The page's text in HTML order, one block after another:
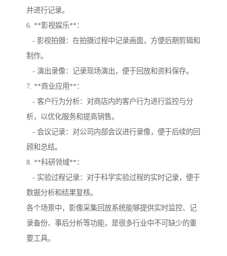
并进行记录。
6. **影视娱乐**：
- 影视拍摄：在拍摄过程中记录画面，方便后期剪辑和
制作。
- 演出录像：记录现场演出，便于回放和资料保存。
7. **商业应用**：
- 客户行为分析：对商店内的客户行为进行监控与分
析，以优化服务和提高销售。
- 会议记录：对公司内部会议进行录像，便于后续的回
顾和总结。
8. **科研领域**：
- 实验过程记录：对于科学实验过程的实时记录，便于
数据分析和结果复核。
各个场景中，影像采集回放系统能够提供实时监控、记
录备份、事后分析等功能，是很多行业中不可缺少的重
要工具。